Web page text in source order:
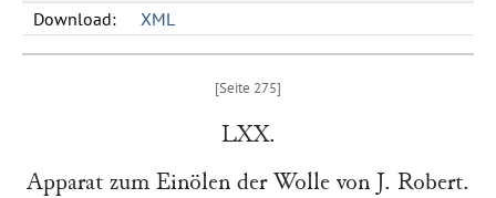
Download:
XML
LXX.
Apparat zum Einölen der Wolle von J. Robert.